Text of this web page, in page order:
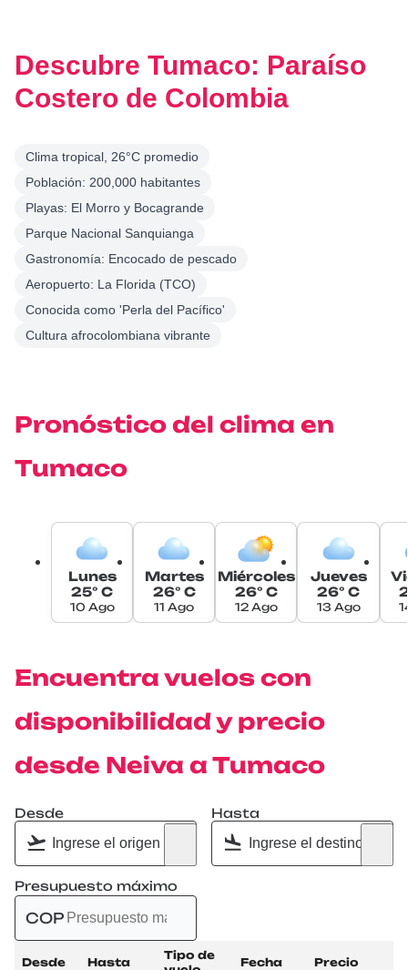
Descubre Tumaco: Paraíso
Costero de Colombia
Clima tropical, 26°C promedio
Población: 200,000 habitantes
Playas: El Morro y Bocagrande
Parque Nacional Sanquianga
Gastronomía: Encocado de pescado
Aeropuerto: La Florida (TCO)
Conocida como 'Perla del Pacífico'
Cultura afrocolombiana vibrante
Pronóstico del clima en
Tumaco
Lunes
25° C
10 Ago
Martes
26° C
11 Ago
Miércoles
26° C
12 Ago
Jueves
26° C
13 Ago
Encuentra vuelos con
disponibilidad y precio
desde Neiva a Tumaco
Desde Hasta
Presupuesto máximo
COP
Desde Hasta
Tipo de
Fecha Precio